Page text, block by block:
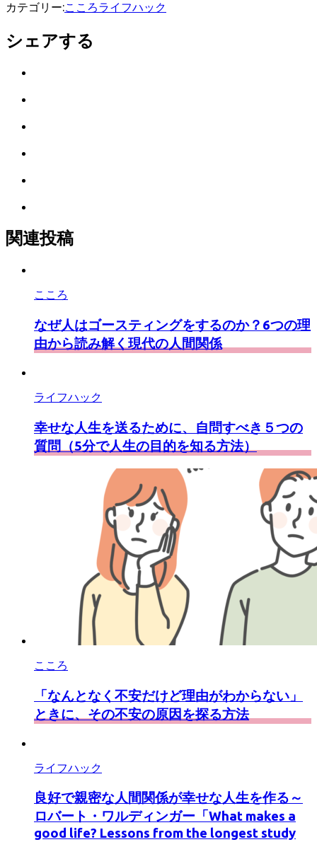
カテゴリー:こころライフハック
シェアする
に
保
購
読
関連投稿
こころ
なぜ人はゴースティングをするのか？6つの理
由から読み解く現代の人間関係
ライフハック
幸せな人生を送るために、自問すべき５つの
質問（5分で人生の目的を知る方法）
こころ
「なんとなく不安だけど理由がわからない」
ときに、その不安の原因を探る方法
ライフハック
良好で親密な人間関係が幸せな人生を作る～
ロバート・ワルディンガー「What makes a
good life? Lessons from the longest study